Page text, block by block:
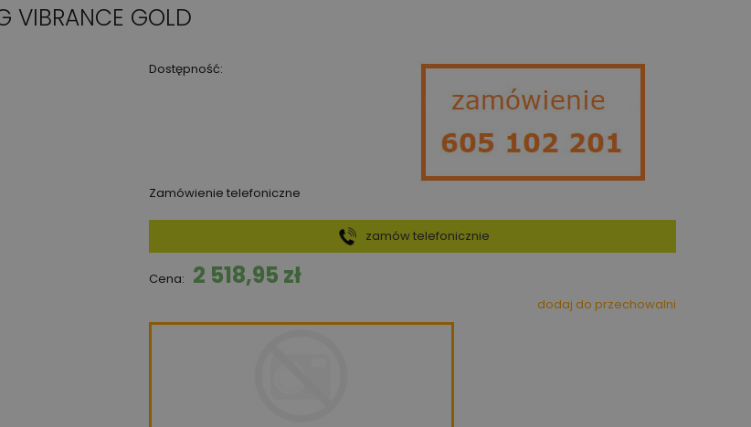
VIBRANCE GOLD
Dostępność:
Zamówienie telefoniczne
Cena: 2 518,95 zł
zamów telefonicznie
dodaj do przechowalni